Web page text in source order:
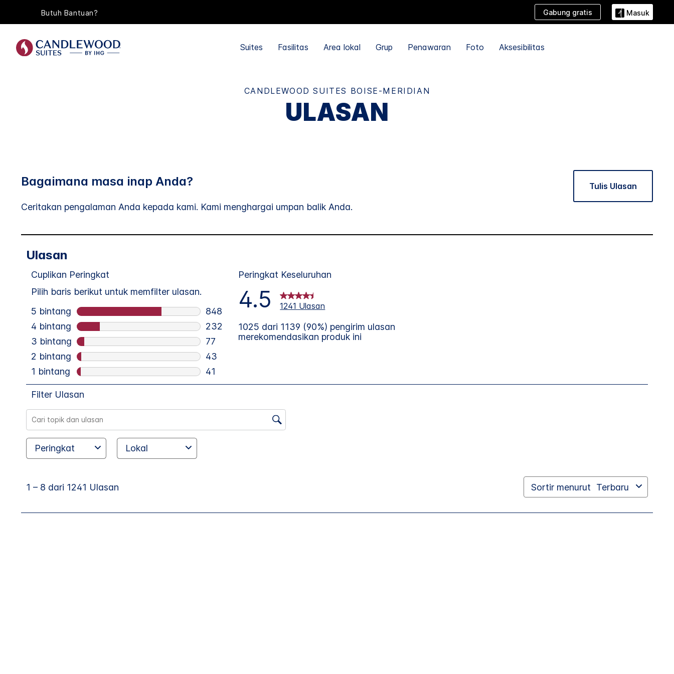
Butuh Bantuan? Gabung gratis Masuk
Suites Fasilitas Area lokal Grup Penawaran Foto Aksesibilitas
CANDLEWOOD SUITES BOISE-MERIDIAN
ULASAN
Bagaimana masa inap Anda?
Ceritakan pengalaman Anda kepada kami. Kami menghargai umpan balik Anda.
Tulis Ulasan